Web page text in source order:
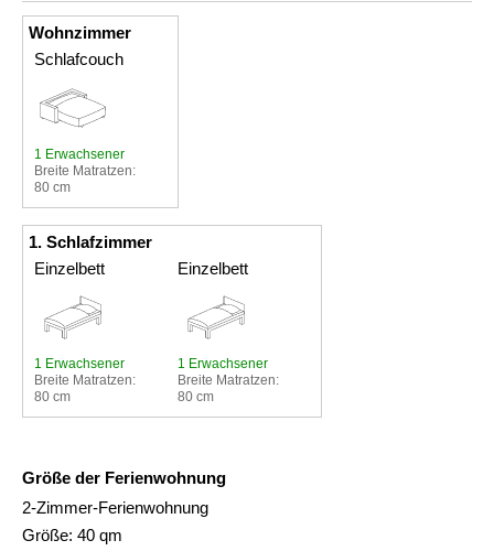
Wohnzimmer
Schlafcouch
1 Erwachsener
Breite Matratzen:
80 cm
1. Schlafzimmer
Einzelbett
1 Erwachsener
Breite Matratzen:
80 cm
Einzelbett
1 Erwachsener
Breite Matratzen:
80 cm
Größe der Ferienwohnung
2-Zimmer-Ferienwohnung
Größe: 40 qm